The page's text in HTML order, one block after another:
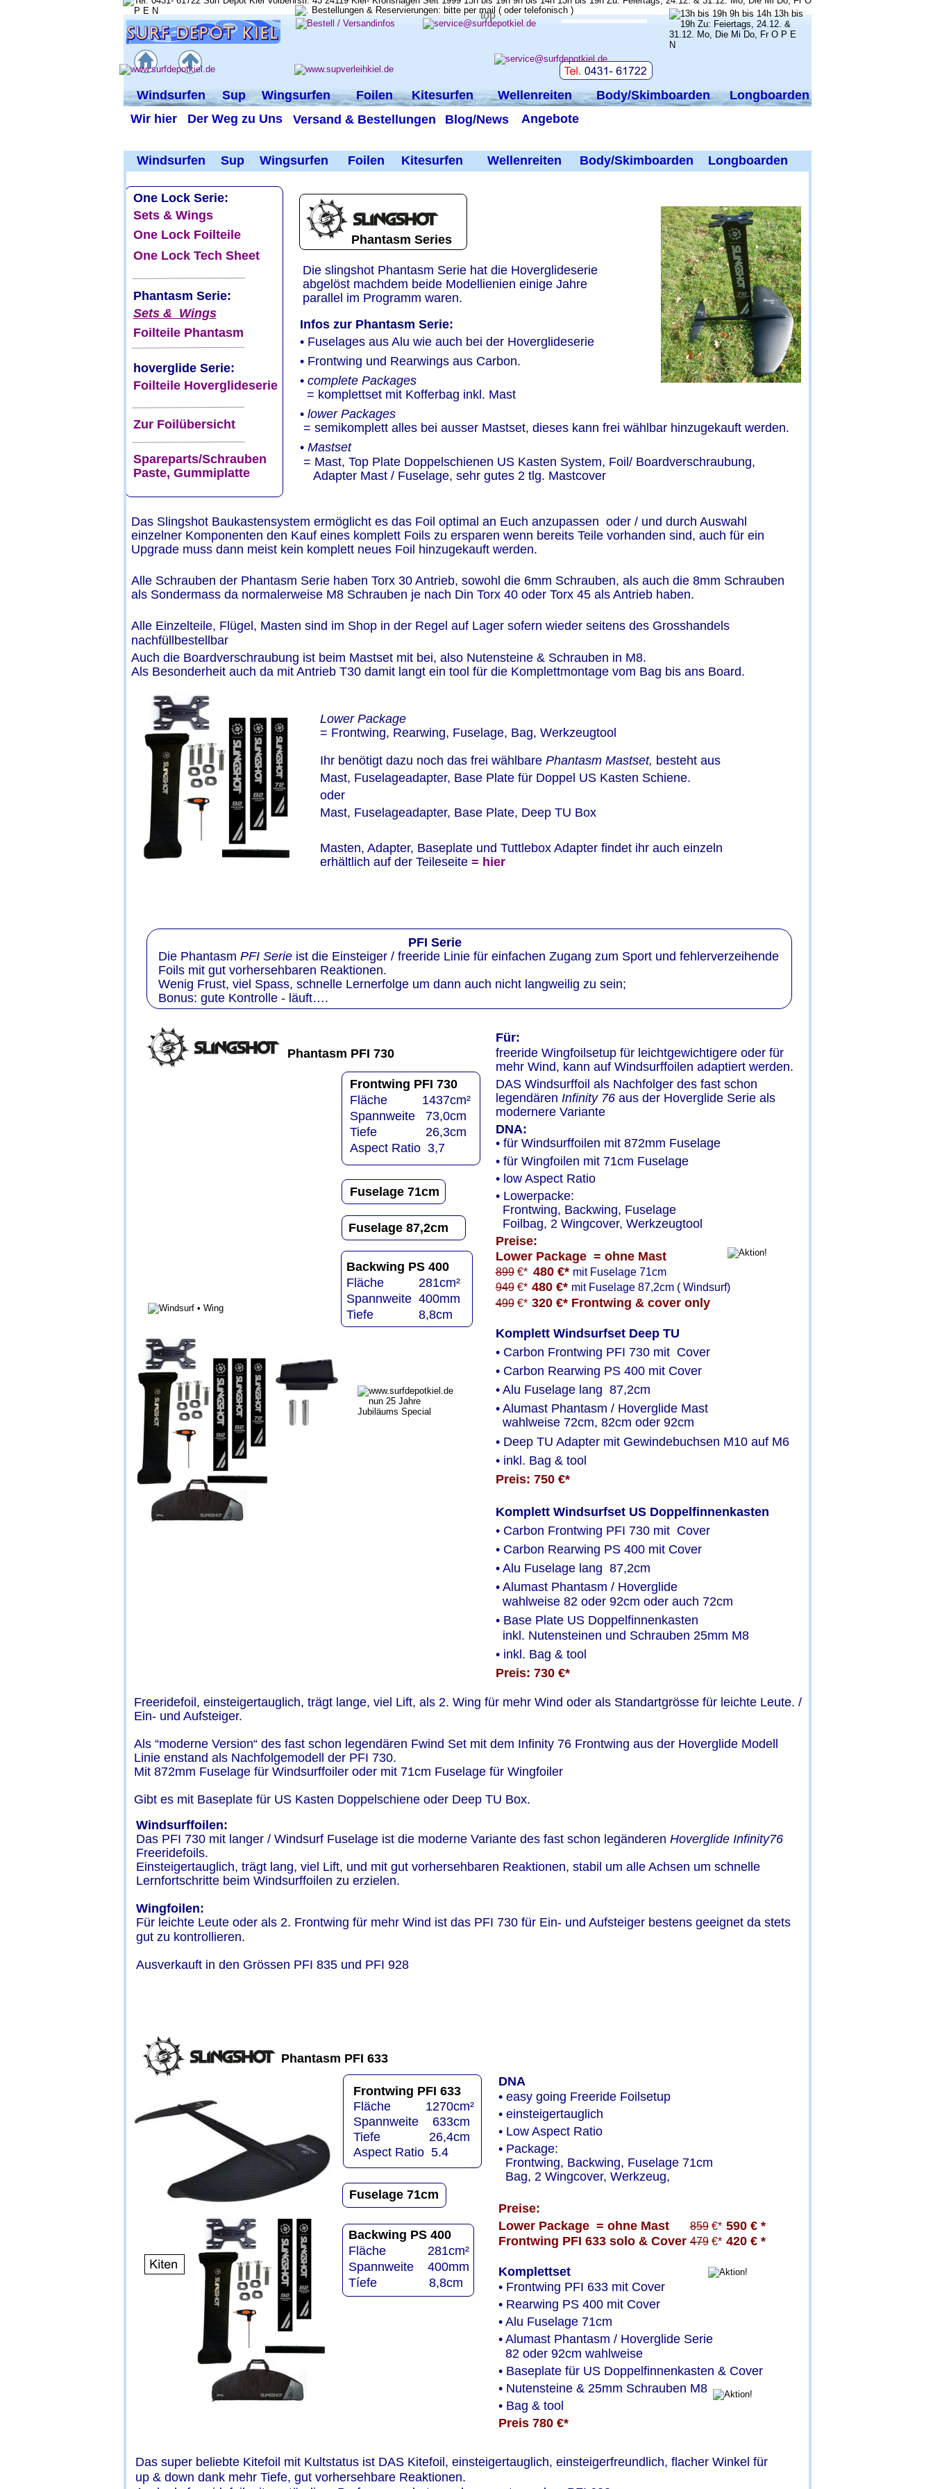
Frontwing PFI 633
Fläche          1270cm²
Spannweite    633cm
Tiefe              26,4cm
Aspect Ratio  5.4
Backwing PS 400
Fläche            281cm²
Spannweite    400mm
Tíefe               8,8cm
Fuselage 71cm
Phantasm PFI 633
DNA
• easy going Freeride Foilsetup
• einsteigertauglich
• Low Aspect Ratio
• Package:
  Frontwing, Backwing, Fuselage 71cm
  Bag, 2 Wingcover, Werkzeug,
Preise:
Lower Package  = ohne Mast 859 €* 590 € *
Frontwing PFI 633 solo & Cover 479 €* 420 € *
Komplettset
• Frontwing PFI 633 mit Cover
• Rearwing PS 400 mit Cover
• Alu Fuselage 71cm
• Alumast Phantasm / Hoverglide Serie
  82 oder 92cm wahlweise
• Baseplate für US Doppelfinnenkasten & Cover
• Nutensteine & 25mm Schrauben M8
• Bag & tool
Preis 780 €*
Das super beliebte Kitefoil mit Kultstatus ist DAS Kitefoil, einsteigertauglich, einsteigerfreundlich, flacher Winkel für
up & down dank mehr Tiefe, gut vorhersehbare Reaktionen.
Frontwing PFI 730
Fläche          1437cm²
Spannweite   73,0cm
Tiefe              26,3cm
Aspect Ratio  3,7
Backwing PS 400
Fläche          281cm²
Spannweite  400mm
Tiefe             8,8cm
Fuselage 71cm
Fuselage 87,2cm
Phantasm PFI 730
Für:
freeride Wingfoilsetup für leichtgewichtigere oder für
mehr Wind, kann auf Windsurffoilen adaptiert werden.
DAS Windsurffoil als Nachfolger des fast schon
legendären Infinity 76 aus der Hoverglide Serie als
modernere Variante
DNA:
• für Windsurffoilen mit 872mm Fuselage
• für Wingfoilen mit 71cm Fuselage
• low Aspect Ratio
• Lowerpacke:
  Frontwing, Backwing, Fuselage
  Foilbag, 2 Wingcover, Werkzeugtool
Preise:
Lower Package  = ohne Mast
899 €* 480 €* mit Fuselage 71cm
949 €* 480 €* mit Fuselage 87,2cm ( Windsurf)
499 €* 320 €* Frontwing & cover only
Komplett Windsurfset Deep TU
• Carbon Frontwing PFI 730 mit  Cover
• Carbon Rearwing PS 400 mit Cover
• Alu Fuselage lang  87,2cm
• Alumast Phantasm / Hoverglide Mast
  wahlweise 72cm, 82cm oder 92cm
• Deep TU Adapter mit Gewindebuchsen M10 auf M6
• inkl. Bag & tool
Preis: 750 €*
Komplett Windsurfset US Doppelfinnenkasten
• Carbon Frontwing PFI 730 mit  Cover
• Carbon Rearwing PS 400 mit Cover
• Alu Fuselage lang  87,2cm
• Alumast Phantasm / Hoverglide
  wahlweise 82 oder 92cm oder auch 72cm
• Base Plate US Doppelfinnenkasten
  inkl. Nutensteinen und Schrauben 25mm M8
• inkl. Bag & tool
Preis: 730 €*
Windsurffoilen:
Das PFI 730 mit langer / Windsurf Fuselage ist die moderne Variante des fast schon legänderen Hoverglide Infinity76
Freeridefoils.
Einsteigertauglich, trägt lang, viel Lift, und mit gut vorhersehbaren Reaktionen, stabil um alle Achsen um schnelle
Lernfortschritte beim Windsurffoilen zu erzielen.
Wingfoilen:
Für leichte Leute oder als 2. Frontwing für mehr Wind ist das PFI 730 für Ein- und Aufsteiger bestens geeignet da stets
gut zu kontrollieren.
Ausverkauft in den Grössen PFI 835 und PFI 928
                                                                        PFI Serie
Die Phantasm PFI Serie ist die Einsteiger / freeride Linie für einfachen Zugang zum Sport und fehlerverzeihende
Foils mit gut vorhersehbaren Reaktionen.
Wenig Frust, viel Spass, schnelle Lernerfolge um dann auch nicht langweilig zu sein;
Bonus: gute Kontrolle - läuft….
Das Slingshot Baukastensystem ermöglicht es das Foil optimal an Euch anzupassen  oder / und durch Auswahl
einzelner Komponenten den Kauf eines komplett Foils zu ersparen wenn bereits Teile vorhanden sind, auch für ein
Upgrade muss dann meist kein komplett neues Foil hinzugekauft werden.
Alle Schrauben der Phantasm Serie haben Torx 30 Antrieb, sowohl die 6mm Schrauben, als auch die 8mm Schrauben
als Sondermass da normalerweise M8 Schrauben je nach Din Torx 40 oder Torx 45 als Antrieb haben.
Alle Einzelteile, Flügel, Masten sind im Shop in der Regel auf Lager sofern wieder seitens des Grosshandels
nachfüllbestellbar
Auch die Boardverschraubung ist beim Mastset mit bei, also Nutensteine & Schrauben in M8.
Als Besonderheit auch da mit Antrieb T30 damit langt ein tool für die Komplettmontage vom Bag bis ans Board.
Lower Package
= Frontwing, Rearwing, Fuselage, Bag, Werkzeugtool
Ihr benötigt dazu noch das frei wählbare Phantasm Mastset, besteht aus
Mast, Fuselageadapter, Base Plate für Doppel US Kasten Schiene.
oder
Mast, Fuselageadapter, Base Plate, Deep TU Box
Masten, Adapter, Baseplate und Tuttlebox Adapter findet ihr auch einzeln
erhältlich auf der Teileseite = hier
Freeridefoil, einsteigertauglich, trägt lange, viel Lift, als 2. Wing für mehr Wind oder als Standartgrösse für leichte Leute. /
Ein- und Aufsteiger.
Als “moderne Version“ des fast schon legendären Fwind Set mit dem Infinity 76 Frontwing aus der Hoverglide Modell
Linie enstand als Nachfolgemodell der PFI 730.
Mit 872mm Fuselage für Windsurffoiler oder mit 71cm Fuselage für Wingfoiler
Gibt es mit Baseplate für US Kasten Doppelschiene oder Deep TU Box.
Infos zur Phantasm Serie:
• Fuselages aus Alu wie auch bei der Hoverglideserie
• Frontwing und Rearwings aus Carbon.
• complete Packages
  = komplettset mit Kofferbag inkl. Mast
• lower Packages
= semikomplett alles bei ausser Mastset, dieses kann frei wählbar hinzugekauft werden.
• Mastset
= Mast, Top Plate Doppelschienen US Kasten System, Foil/ Boardverschraubung,
    Adapter Mast / Fuselage, sehr gutes 2 tlg. Mastcover
One Lock Serie:
Sets & Wings
One Lock Foilteile
One Lock Tech Sheet
Phantasm Serie:
Sets &  Wings
Foilteile Phantasm
hoverglide Serie:
Foilteile Hoverglideserie
Zur Foilübersicht
Spareparts/Schrauben
Paste, Gummiplatte
Die slingshot Phantasm Serie hat die Hoverglideserie
abgelöst machdem beide Modellienien einige Jahre
parallel im Programm waren.
Phantasm Series
.
.
.
Windsurfen Sup Wingsurfen Foilen Kitesurfen Wellenreiten Body/Skimboarden Longboarden
top
Angebote
Blog/News
Versand & Bestellungen
Der Weg zu Uns
Wir hier
Longboarden
Foilen Body/Skimboarden
Wellenreiten
Kitesurfen
  Wingsurfen
    Sup
  Windsurfen